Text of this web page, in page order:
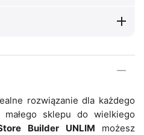
rozwiązanie dla każdego
sklepu do wielkiego
Builder UNLIM możesz